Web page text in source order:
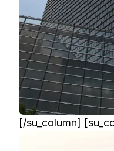
[/su_column]